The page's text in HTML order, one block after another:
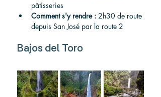
pâtisseries
Comment s'y rendre : 2h30 de route
depuis San José par la route 2
Bajos del Toro